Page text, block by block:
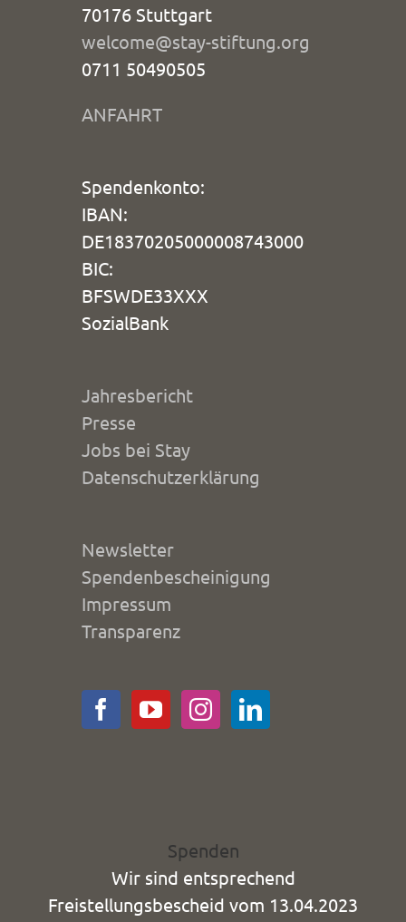
70176 Stuttgart
welcome@stay-stiftung.org
0711 50490505
ANFAHRT
Spendenkonto:
IBAN:
DE18370205000008743000
BIC:
BFSWDE33XXX
SozialBank
Jahresbericht
Presse
Jobs bei Stay
Datenschutzerklärung
Newsletter
Spendenbescheinigung
Impressum
Transparenz
Spenden
Wir sind entsprechend
Freistellungsbescheid vom 13.04.2023